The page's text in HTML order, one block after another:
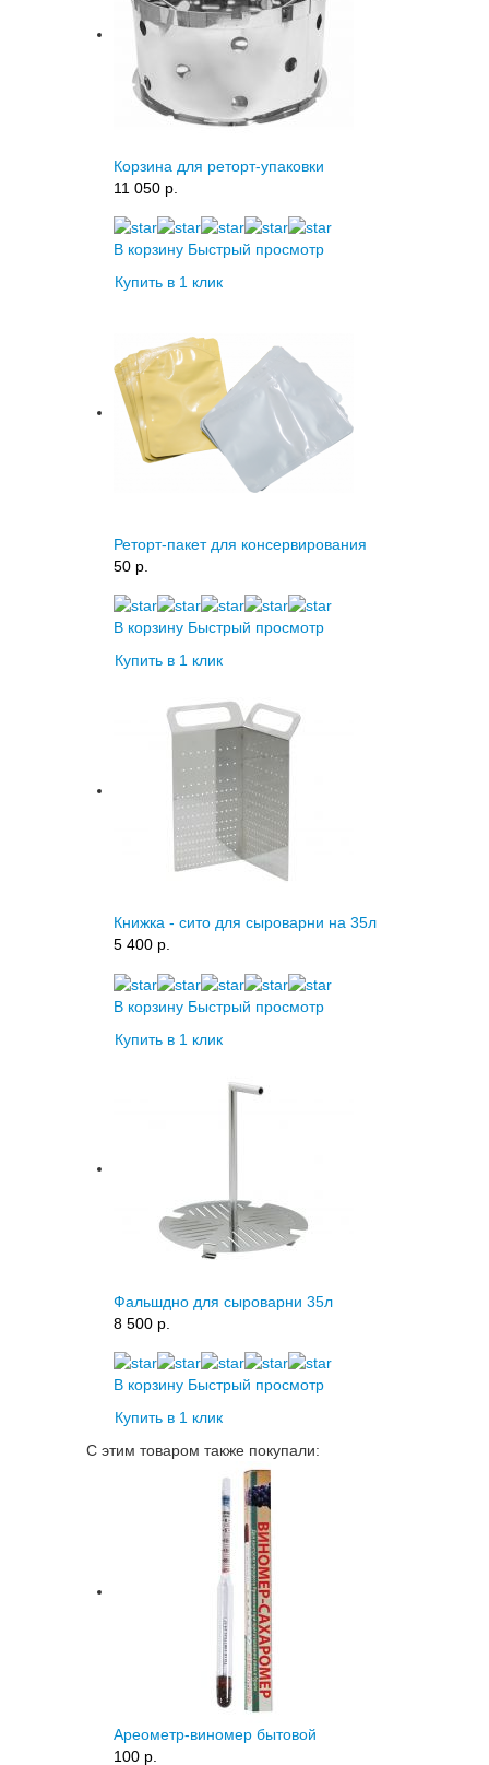
Корзина для реторт-упаковки
11 050 p.
В корзину Быстрый просмотр
Купить в 1 клик
Реторт-пакет для консервирования
50 p.
В корзину Быстрый просмотр
Купить в 1 клик
Книжка - сито для сыроварни на 35л
5 400 p.
В корзину Быстрый просмотр
Купить в 1 клик
Фальшдно для сыроварни 35л
8 500 p.
В корзину Быстрый просмотр
Купить в 1 клик
С этим товаром также покупали:
Ареометр-виномер бытовой
100 p.